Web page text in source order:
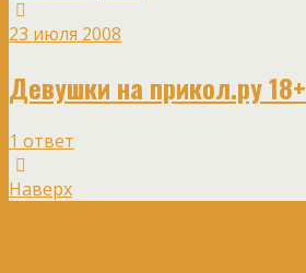
23 июля 2008
Девушки на прикол.ру 18+
1 ответ
Наверх